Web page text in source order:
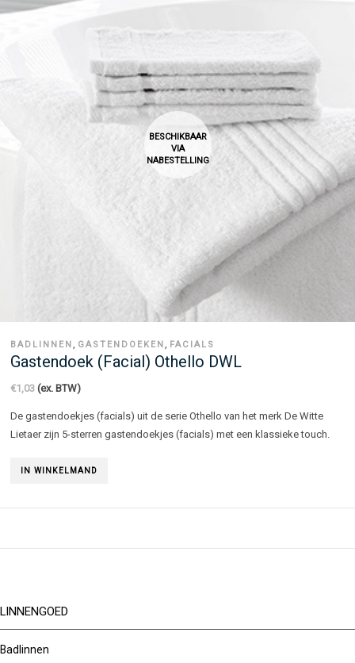
BESCHIKBAAR
VIA
NABESTELLING
BADLINNEN GASTENDOEKEN FACIALS
Gastendoek (facial) Othello DWL
€1,03 (ex. BTW)
De gastendoekjes (facials) uit de serie Othello van het merk De Witte
Lietaer zijn 5-sterren gastendoekjes (facials) met een klassieke touch.
IN WINKELMAND
LINNENGOED
Badlinnen